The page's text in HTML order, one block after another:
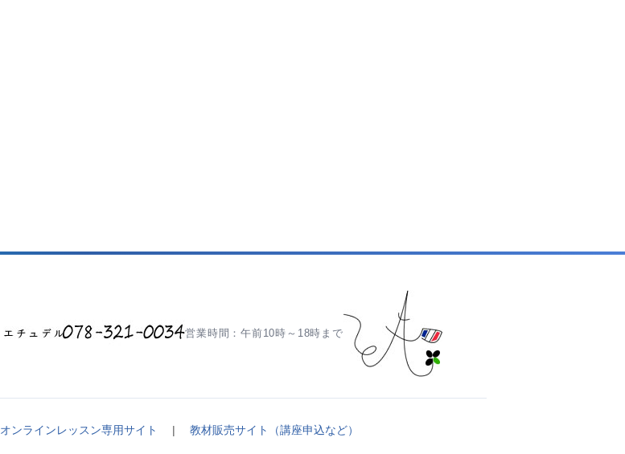
営業時間：午前10時～18時まで
オンラインレッスン専用サイト | 教材販売サイト（講座申込など）